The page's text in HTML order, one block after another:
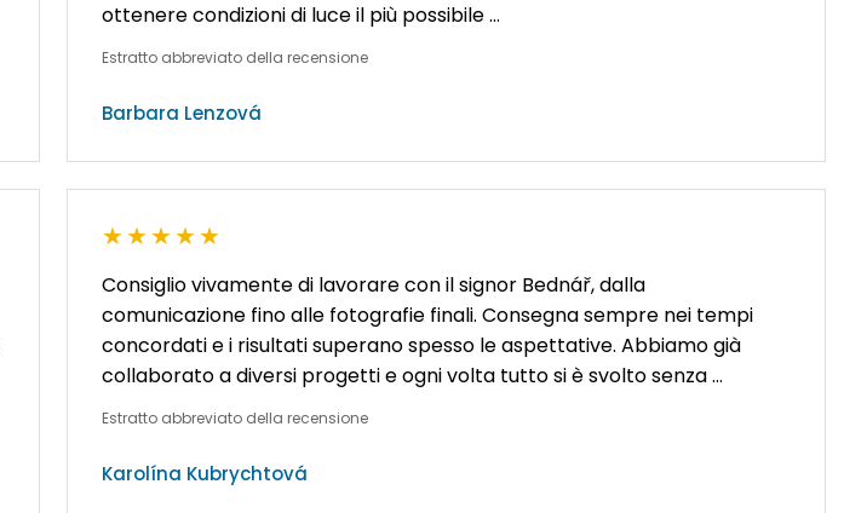
ottenere condizioni di luce il più possibile …
Estratto abbreviato della recensione
Barbara Lenzová
★★★★★
Consiglio vivamente di lavorare con il signor Bednář, dalla
comunicazione fino alle fotografie finali. Consegna sempre nei tempi
concordati e i risultati superano spesso le aspettative. Abbiamo già
collaborato a diversi progetti e ogni volta tutto si è svolto senza …
Estratto abbreviato della recensione
Karolína Kubrychtová